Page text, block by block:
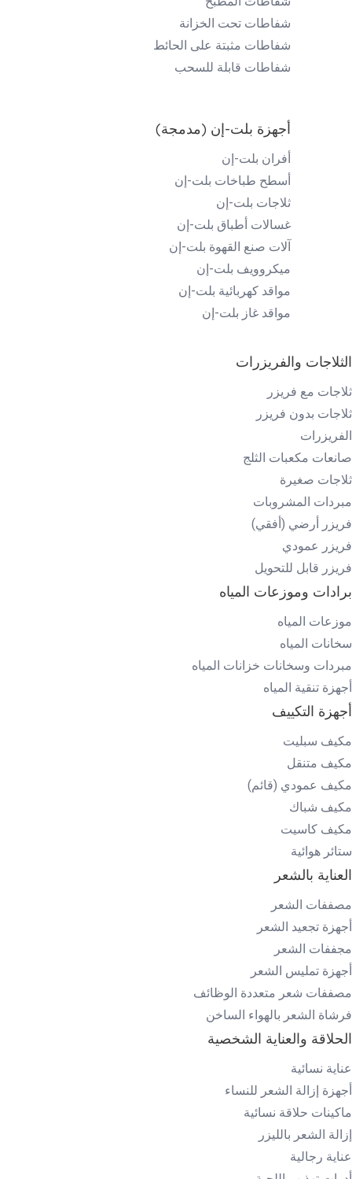
شفاطات تحت الخزانة
شفاطات مثبتة على الحائط
شفاطات قابلة للسحب
أجهزة بلت-إن (مدمجة)
أفران بلت-إن
أسطح طباخات بلت-إن
ثلاجات بلت-إن
غسالات أطباق بلت-إن
آلات صنع القهوة بلت-إن
ميكروويف بلت-إن
مواقد كهربائية بلت-إن
مواقد غاز بلت-إن
الثلاجات والفريزرات
ثلاجات مع فريزر
ثلاجات بدون فريزر
الفريزرات
صانعات مكعبات الثلج
ثلاجات صغيرة
مبردات المشروبات
فريزر أرضي (أفقي)
فريزر عمودي
فريزر قابل للتحويل
برادات وموزعات المياه
موزعات المياه
سخانات المياه
مبردات وسخانات خزانات المياه
أجهزة تنقية المياه
أجهزة التكييف
مكيف سبليت
مكيف متنقل
مكيف عمودي (قائم)
مكيف شباك
مكيف كاسيت
ستائر هوائية
العناية بالشعر
مصففات الشعر
أجهزة تجعيد الشعر
مجففات الشعر
أجهزة تمليس الشعر
مصففات شعر متعددة الوظائف
فرشاة الشعر بالهواء الساخن
الحلاقة والعناية الشخصية
عناية نسائية
أجهزة إزالة الشعر للنساء
ماكينات حلاقة نسائية
إزالة الشعر بالليزر
عناية رجالية